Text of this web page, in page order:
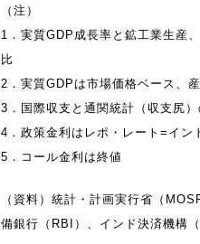
（注）
1．実質GDP成長率と鉱工業生産
比
2．実質GDPは市場価格ベース、
3．国際収支と通関統計（収支尻
4．政策金利はレポ・レート=イン
5．コール金利は終値
（資料）統計・計画実行省（
備銀行（RBI）、インド決済機構（